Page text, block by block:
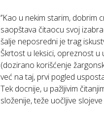
’’Kao u nekim starim,
saopštava čitaocu svoj
šalje neposredni je trag
Škrtost u leksici, opreznost
(dozirano korišćenje
već na taj, prvi pogled
Tek docnije, u pažljivim
složenije, teže uočljive